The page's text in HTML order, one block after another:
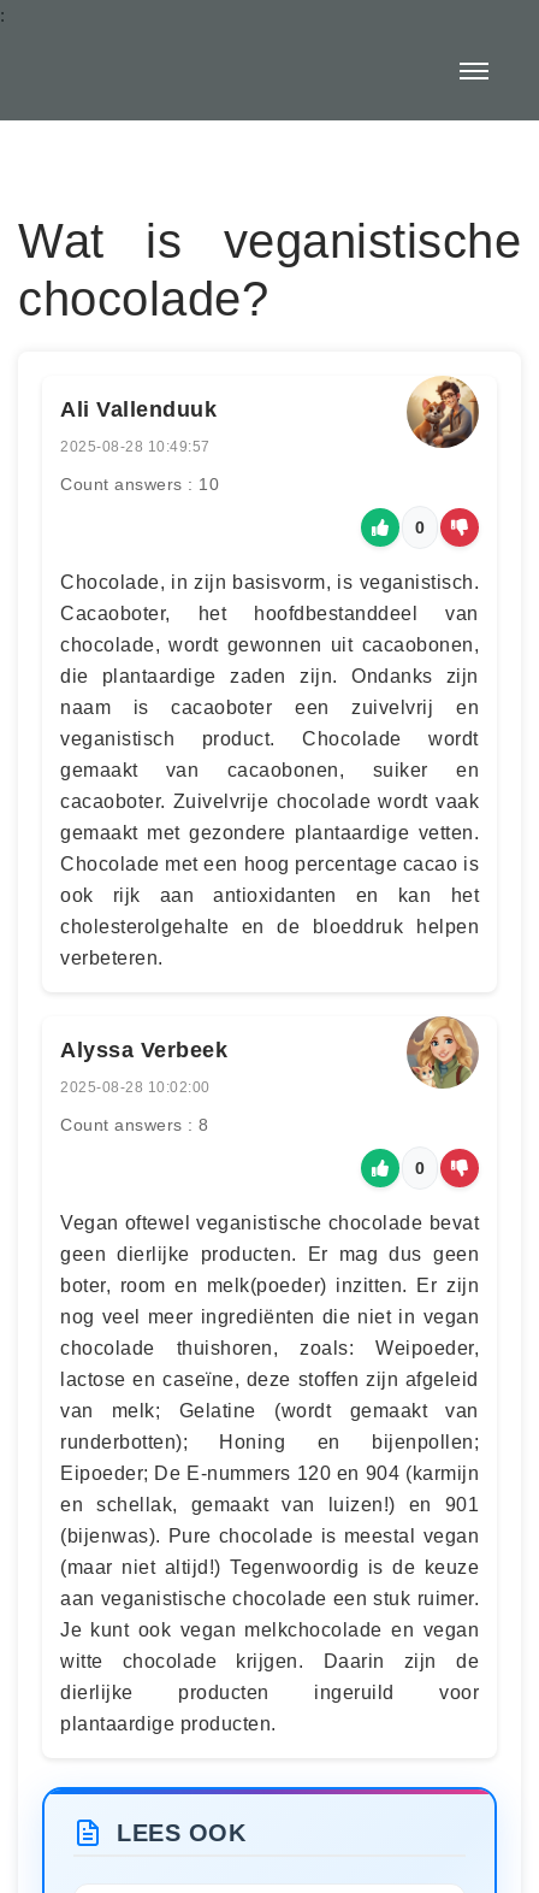
:
Wat is veganistische
chocolade?
Ali Vallenduuk
2025-08-28 10:49:57
Count answers : 10
0
Chocolade, in zijn basisvorm, is veganistisch.
Cacaoboter, het hoofdbestanddeel van
chocolade, wordt gewonnen uit cacaobonen,
die plantaardige zaden zijn. Ondanks zijn
naam is cacaoboter een zuivelvrij en
veganistisch product. Chocolade wordt
gemaakt van cacaobonen, suiker en
cacaoboter. Zuivelvrije chocolade wordt vaak
gemaakt met gezondere plantaardige vetten.
Chocolade met een hoog percentage cacao is
ook rijk aan antioxidanten en kan het
cholesterolgehalte en de bloeddruk helpen
verbeteren.
Alyssa Verbeek
2025-08-28 10:02:00
Count answers : 8
0
Vegan oftewel veganistische chocolade bevat
geen dierlijke producten. Er mag dus geen
boter, room en melk(poeder) inzitten. Er zijn
nog veel meer ingrediënten die niet in vegan
chocolade thuishoren, zoals: Weipoeder,
lactose en caseïne, deze stoffen zijn afgeleid
van melk; Gelatine (wordt gemaakt van
runderbotten); Honing en bijenpollen;
Eipoeder; De E-nummers 120 en 904 (karmijn
en schellak, gemaakt van luizen!) en 901
(bijenwas). Pure chocolade is meestal vegan
(maar niet altijd!) Tegenwoordig is de keuze
aan veganistische chocolade een stuk ruimer.
Je kunt ook vegan melkchocolade en vegan
witte chocolade krijgen. Daarin zijn de
dierlijke producten ingeruild voor
plantaardige producten.
LEES OOK